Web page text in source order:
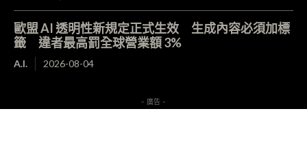
歐盟 AI 透明性新規定正式生效 生成內容必須加標
籤 違者最高罰全球營業額 3%
A.I. 2026-08-04
- 廣告 -